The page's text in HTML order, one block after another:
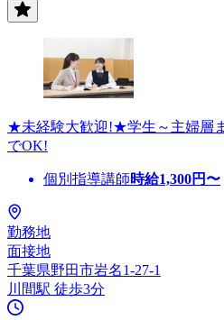
★未経験大歓迎!★学生～主婦層
でOK!
個別指導講師時給1,300円〜
勤務地
面接地
千葉県野田市岩名1-27-1
川間駅 徒歩3分